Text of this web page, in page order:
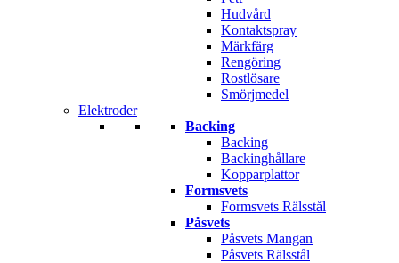
Hudvård
Kontaktspray
Märkfärg
Rengöring
Rostlösare
Smörjmedel
Elektroder
Backing
Backing
Backinghållare
Kopparplattor
Formsvets
Formsvets Rälsstål
Påsvets
Påsvets Mangan
Påsvets Rälsstål